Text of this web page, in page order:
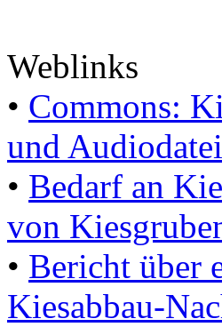
Weblinks
• Commons:
und
• Bedarf an
von
• Bericht über
Kiesabbau-